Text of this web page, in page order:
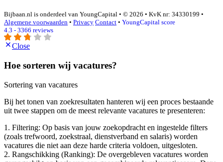
Bijbaan.nl is onderdeel van YoungCapital • © 2026 • KvK nr: 34330199 •
Algemene voorwaarden • Privacy Contact • YoungCapital score
4.3 - 3366 reviews
Close
Hoe sorteren wij vacatures?
Sortering van vacatures
Bij het tonen van zoekresultaten hanteren wij een proces bestaande
uit twee stappen om de meest relevante vacatures te presenteren:
1. Filtering: Op basis van jouw zoekopdracht en ingestelde filters
(zoals trefwoord, zoekstraal, dienstverband en salaris) worden
vacatures die niet aan deze harde criteria voldoen, uitgesloten.
2. Rangschikking (Ranking): De overgebleven vacatures worden